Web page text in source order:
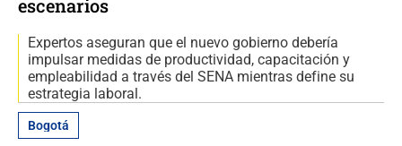
escenarios
Expertos aseguran que el nuevo gobierno debería
impulsar medidas de productividad, capacitación y
empleabilidad a través del SENA mientras define su
estrategia laboral.
Bogotá